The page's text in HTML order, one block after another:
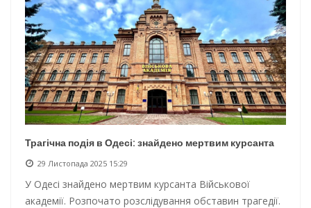
Трагічна подія в Одесі: знайдено мертвим курсанта
29 Листопада 2025 15:29
У Одесі знайдено мертвим курсанта Військової
академії. Розпочато розслідування обставин трагедії.